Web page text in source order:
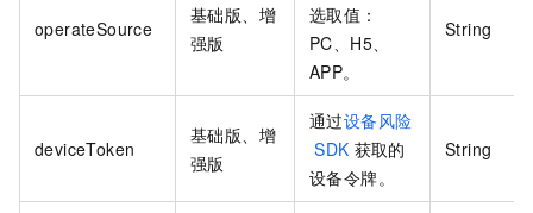
operateSource
基础版、增
强版
选取值：
PC、H5、
APP。
String
deviceToken
基础版、增
强版
通过设备风险
SDK 获取的
设备令牌。
String